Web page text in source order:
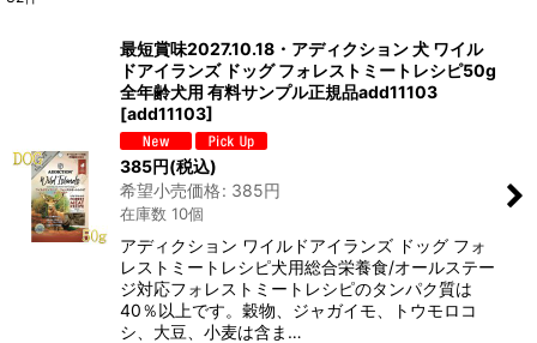
絞り込む
最短賞味2027.10.18・アディクション 犬 ワイル
ドアイランズ ドッグ フォレストミートレシピ50g
全年齢犬用 有料サンプル正規品add11103
[add11103]
385円(税込)
希望小売価格: 385円
在庫数 10個
アディクション ワイルドアイランズ ドッグ フォ
レストミートレシピ犬用総合栄養食/オールステー
ジ対応フォレストミートレシピのタンパク質は
40％以上です。穀物、ジャガイモ、トウモロコ
シ、大豆、小麦は含ま…